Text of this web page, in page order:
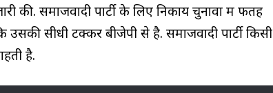
की. समाजवादी पार्टी के लिए निकाय चुनावों में फतह
उसकी सीधी टक्कर बीजेपी से है. समाजवादी पार्टी किसी
है.